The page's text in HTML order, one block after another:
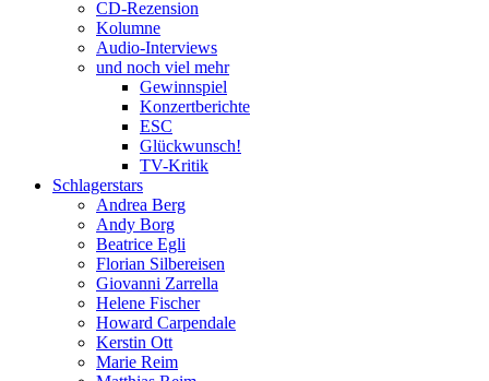
CD-Rezension
Kolumne
Audio-Interviews
und noch viel mehr
Gewinnspiel
Konzertberichte
ESC
Glückwunsch!
TV-Kritik
Schlagerstars
Andrea Berg
Andy Borg
Beatrice Egli
Florian Silbereisen
Giovanni Zarrella
Helene Fischer
Howard Carpendale
Kerstin Ott
Marie Reim